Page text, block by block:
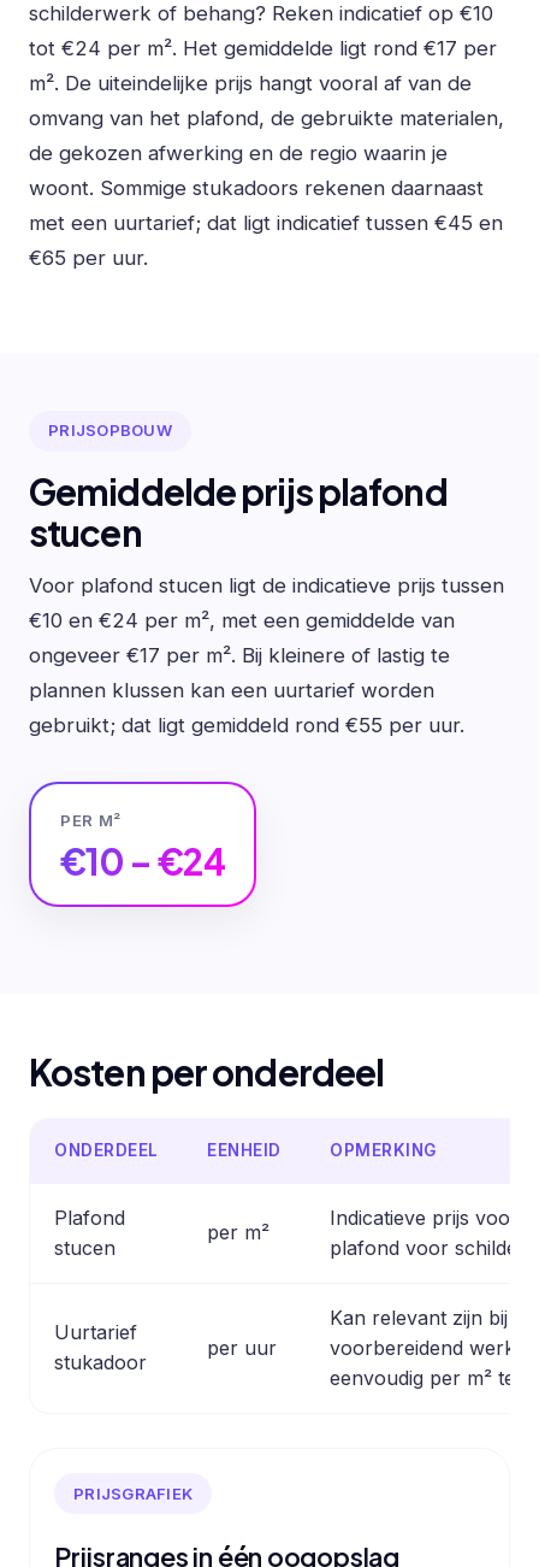
schilderwerk of behang? Reken indicatief op €10
tot €24 per m². Het gemiddelde ligt rond €17 per
m². De uiteindelijke prijs hangt vooral af van de
omvang van het plafond, de gebruikte materialen,
de gekozen afwerking en de regio waarin je
woont. Sommige stukadoors rekenen daarnaast
met een uurtarief; dat ligt indicatief tussen €45 en
€65 per uur.
PRIJSOPBOUW
Gemiddelde prijs plafond
stucen
Voor plafond stucen ligt de indicatieve prijs tussen
€10 en €24 per m², met een gemiddelde van
ongeveer €17 per m². Bij kleinere of lastig te
plannen klussen kan een uurtarief worden
gebruikt; dat ligt gemiddeld rond €55 per uur.
PER M²
€10 – €24
Kosten per onderdeel
ONDERDEEL EENHEID OPMERKING
Plafond
stucen
per m²
Indicatieve prijs voor
plafond voor
Uurtarief
stukadoor
per uur
Kan relevant zijn bij
voorbereidend werk
eenvoudig per m² te
PRIJSGRAFIEK
Prijsranges in één oogopslag